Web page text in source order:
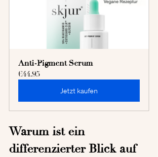
Anti-Pigment Serum
€44.95
Jetzt kaufen
Warum ist ein
differenzierter Blick auf